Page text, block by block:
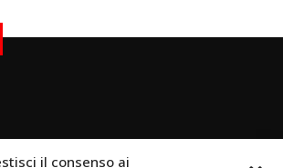
il consenso ai
236/B - 10156 - Torino